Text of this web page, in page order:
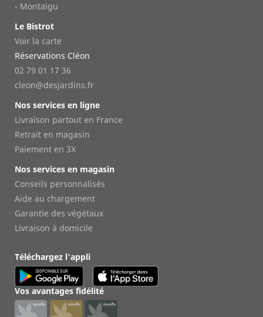
- Montaigu
Le Bistrot
Voir la carte
Réservations Cléon
02 79 01 17 36
cleon@desjardins.fr
Nos services en ligne
Livraison partout en France
Retrait en magasin
Paiement en 3X
Nos services en magasin
Conseils personnalisés
Aide au chargement
Garantie des végétaux
Livraison à domicile
Téléchargez l'appli
Vos avantages fidélité